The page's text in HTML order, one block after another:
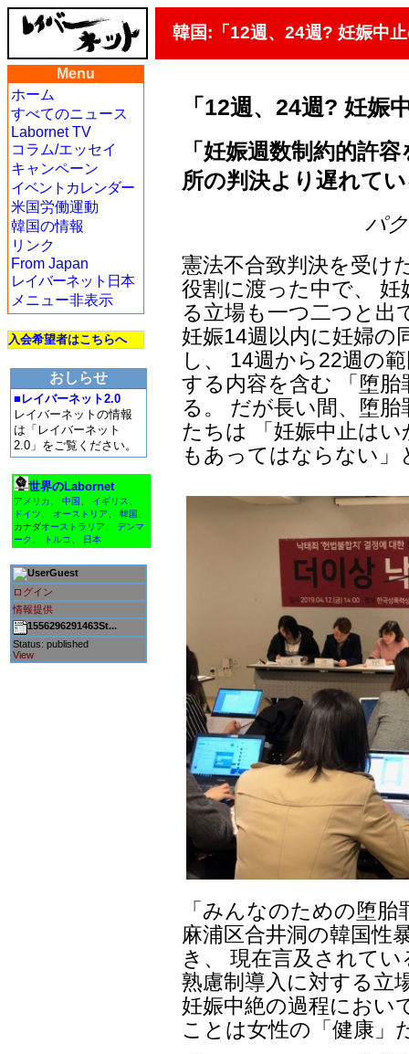
韓国:「12週、24週? 妊娠中
Menu
ホーム
すべてのニュース
Labornet TV
コラム/エッセイ
キャンペーン
イベントカレンダー
米国労働運動
韓国の情報
リンク
From Japan
レイバーネット日本
メニュー非表示
入会希望者はこちらへ
おしらせ
■レイバーネット2.0
レイバーネットの情報
は「レイバーネット
2.0」をご覧ください。
世界のLabornet
アメリカ 中国 イギリス
ドイツ
オーストリア 韓国
カナダオーストラリア
デンマ
ーク
トルコ 日本
Guest
ログイン
情報提供
1556296291463St...
Status: published
View
「12週、24週? 妊娠
「妊娠週数制約的許
所の判決より遅れて
パ
憲法不合致判決を受け
役割に渡った中で、
る立場も一つ二つと出
妊娠14週以内に妊婦の
し、 14週から22週の
する内容を含む 「堕
る。 だが長い間、堕
たちは 「妊娠中止は
もあってはならない」
「みんなのための堕
麻浦区合井洞の韓国性
き、 現在言及されて
熟慮制導入に対する立
妊娠中絶の過程におい
ことは女性の「健康」